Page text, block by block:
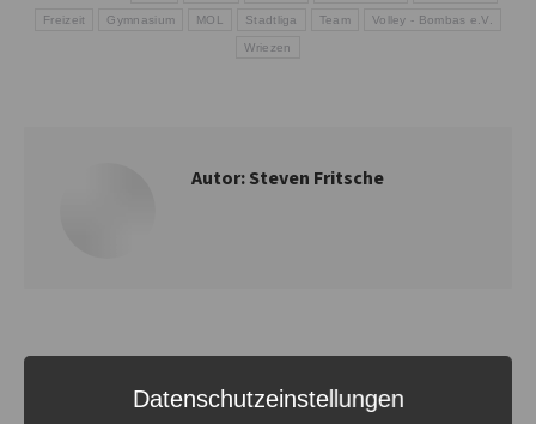
Freizeit Gymnasium MOL Stadtliga Team Volley - Bombas e.V.
Wriezen
Autor:Steven Fritsche
Kommentarnavigation
ZURÜCK
Datenschutzeinstellungen